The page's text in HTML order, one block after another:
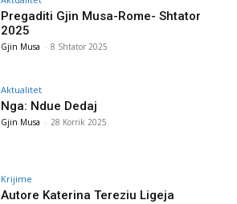
Pregaditi Gjin Musa-Rome- Shtator
2025
Gjin Musa - 8 Shtator 2025
Aktualitet
Nga: Ndue Dedaj
Gjin Musa - 28 Korrik 2025
Krijime
Autore Katerina Tereziu Ligeja